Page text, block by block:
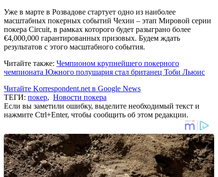
Уже в марте в Розвадове стартует одно из наиболее
масштабных покерных событий Чехии – этап Мировой серии
покера Circuit, в рамках которого будет разыграно более
€4,000,000 гарантированных призовых. Будем ждать
результатов с этого масштабного события.
Читайте также: Чемпионом крупнейшего покерного
чемпионата Южного полушария стал британец Тоби Льюис
Читайте Korrespondent.net в Google News
ТЕГИ: покер, Новости покера
Если вы заметили ошибку, выделите необходимый текст и
нажмите Ctrl+Enter, чтобы сообщить об этом редакции.